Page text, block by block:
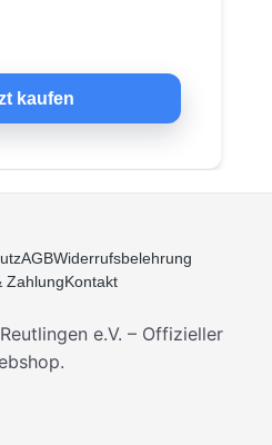
kaufen
AGBWiderrufsbelehrung
ZahlungKontakt
e.V. – Offizieller